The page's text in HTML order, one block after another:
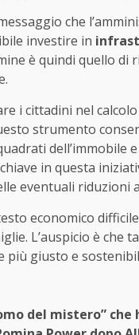
che
investire in
è quindi quello di
i cittadini nel
strumento
dell’immobile
in questa
eventuali riduzioni
economico
L’auspicio è che
più giusto e
del mistero”